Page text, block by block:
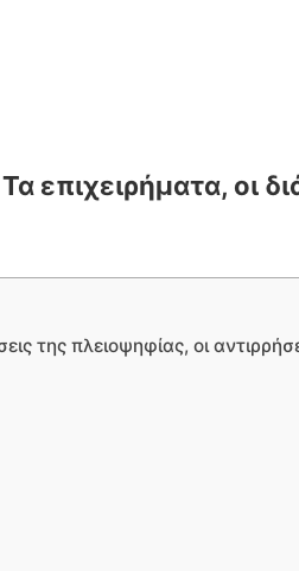
επιχειρήματα, οι
της πλειοψηφίας, οι